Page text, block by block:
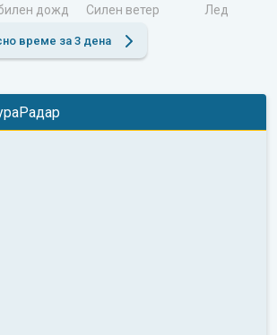
дожд Силен ветер Лед
време за 3 дена